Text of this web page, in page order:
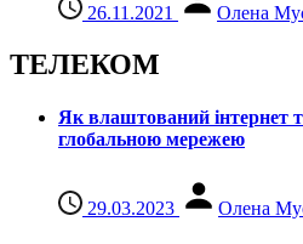
26.11.2021 Олена
ТЕЛЕКОМ
Як влаштований інтернет
глобальною мережею
29.03.2023 Олена